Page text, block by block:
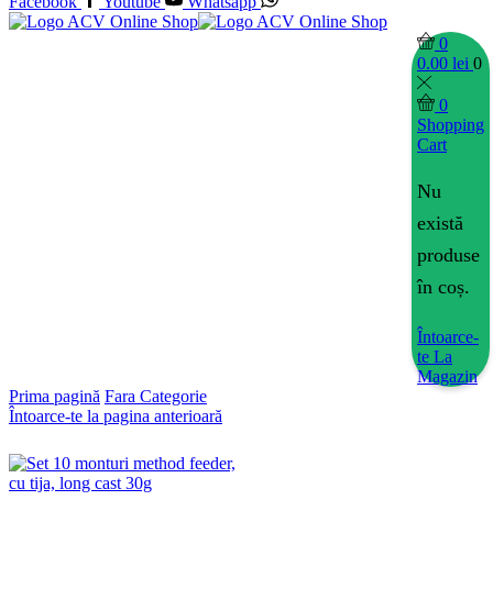
0
0.00 lei 0
0
Shopping
Cart
Nu
există
produse
în coș.
Întoarce-
te La
Magazin
Prima pagină Fara Categorie
Întoarce-te la pagina anterioară